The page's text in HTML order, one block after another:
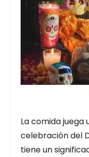
La comida
celebración del
tiene un